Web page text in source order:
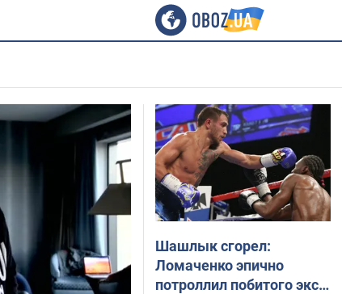
Шашлык сгорел:
Ломаченко эпично
потроллил побитого экс-